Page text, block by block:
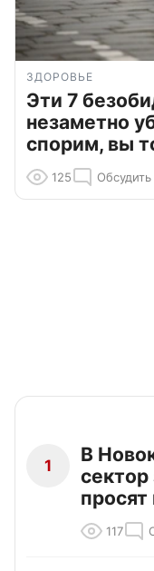
ЗДОРОВЬЕ
Эти 7
незаметно
спорим, вы
125 Обсудить
1
В
сектор
117